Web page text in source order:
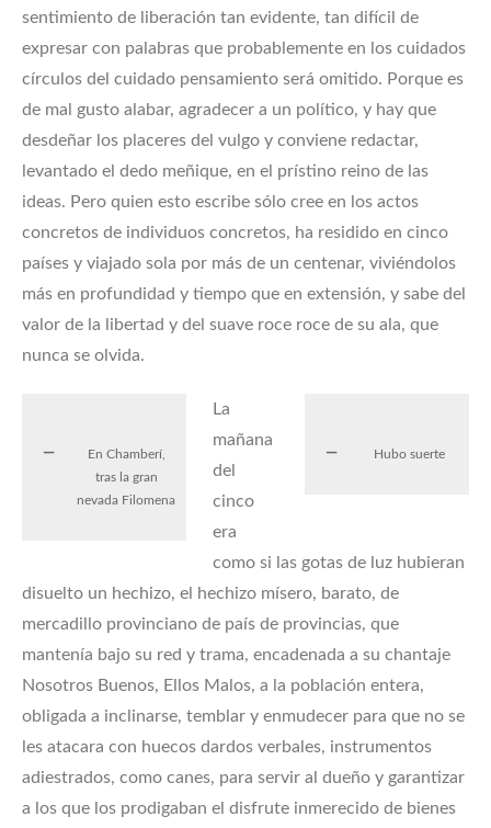
sentimiento de liberación tan evidente, tan difícil de
expresar con palabras que probablemente en los cuidados
círculos del cuidado pensamiento será omitido. Porque es
de mal gusto alabar, agradecer a un político, y hay que
desdeñar los placeres del vulgo y conviene redactar,
levantado el dedo meñique, en el prístino reino de las
ideas. Pero quien esto escribe sólo cree en los actos
concretos de individuos concretos, ha residido en cinco
países y viajado sola por más de un centenar, viviéndolos
más en profundidad y tiempo que en extensión, y sabe del
valor de la libertad y del suave roce roce de su ala, que
nunca se olvida.
En Chamberí,
tras la gran
nevada Filomena
Hubo suerte
La
mañana
del
cinco
era
como si las gotas de luz hubieran
disuelto un hechizo, el hechizo mísero, barato, de
mercadillo provinciano de país de provincias, que
mantenía bajo su red y trama, encadenada a su chantaje
Nosotros Buenos, Ellos Malos, a la población entera,
obligada a inclinarse, temblar y enmudecer para que no se
les atacara con huecos dardos verbales, instrumentos
adiestrados, como canes, para servir al dueño y garantizar
a los que los prodigaban el disfrute inmerecido de bienes